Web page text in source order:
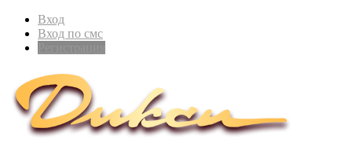
Вход
Вход по смс